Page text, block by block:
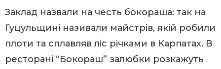
Заклад назвали на честь бокораша: так на
Гуцульщині називали майстрів, якій робили
плоти та сплавляв ліс річками в Карпатах. В
ресторані “Бокораш” залюбки розкажуть